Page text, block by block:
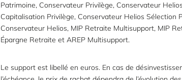
Patrimoine, Conservateur Privilège, Conservateur
Capitalisation Privilège, Conservateur Helios Sélection
Conservateur Helios, MIP Retraite Multisupport, MIP
Épargne Retraite et AREP Multisupport.
Le support est libellé en euros. En cas de